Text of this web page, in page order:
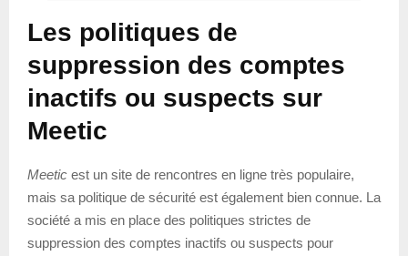
Les politiques de
suppression des comptes
inactifs ou suspects sur
Meetic
Meetic est un site de rencontres en ligne très populaire,
mais sa politique de sécurité est également bien connue. La
société a mis en place des politiques strictes de
suppression des comptes inactifs ou suspects pour